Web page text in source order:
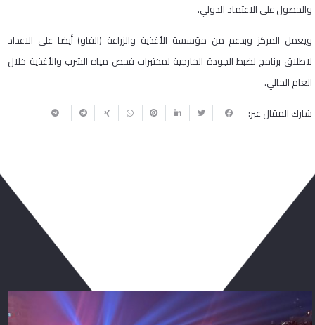
والحصول على الاعتماد الدولي.
ويعمل المركز وبدعم من مؤسسة الأغذية والزراعة (الفاو) أيضا على الاعداد
لاطلاق برنامج لضبط الجودة الخارجية لمختبرات فحص مياه الشرب والأغذية خلال
العام الحالي.
شارك المقال عبر: